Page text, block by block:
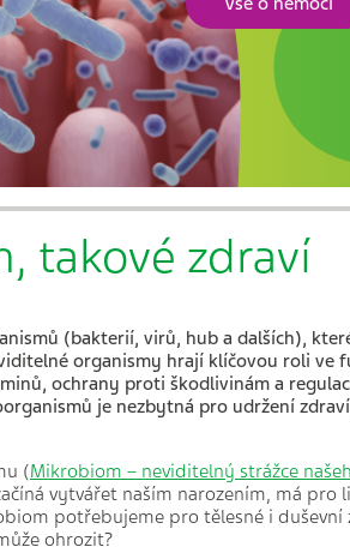
takové zdraví
(bakterií, virů, hub a dalších),
organismy hrají klíčovou roli ve
ochrany proti škodlivinám a
je nezbytná pro udržení
(Mikrobiom – neviditelný strážce
vytvářet naším narozením, má pro
potřebujeme pro tělesné i duševní
ohrozit?